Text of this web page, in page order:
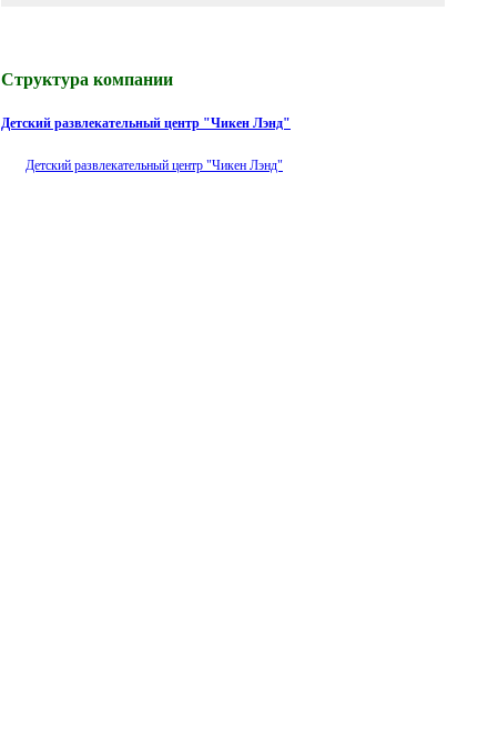
Структура компании
Детский развлекательный центр "Чикен Лэнд"
Детский развлекательный центр "Чикен Лэнд"